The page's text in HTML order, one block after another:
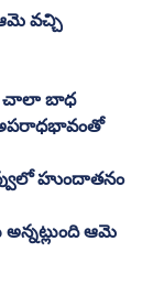
వచ్చి
అపరాధభావంతో
ఆమె